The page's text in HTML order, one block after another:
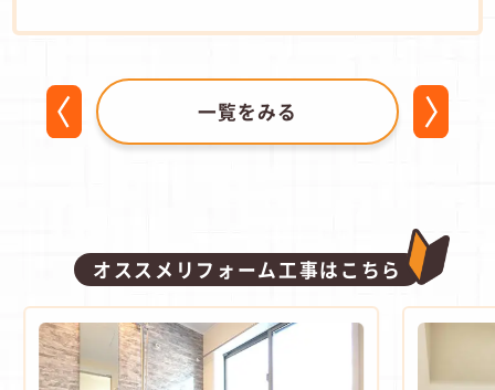
一覧をみる
オススメリフォーム工事はこちら